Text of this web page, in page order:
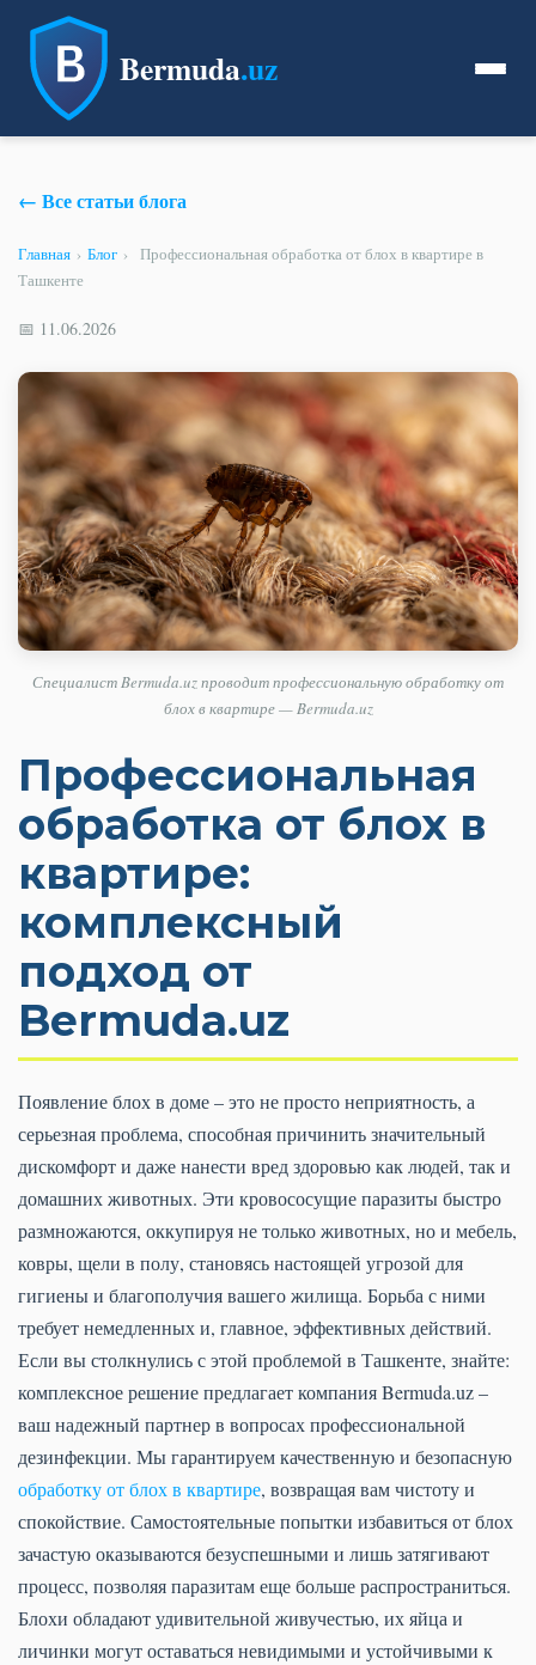
Bermuda.uz
← Все статьи блога
Главная › Блог ›
Профессиональная обработка от блох в квартире в
Ташкенте
📅 11.06.2026
Специалист Bermuda.uz проводит профессиональную обработку от
блох в квартире — Bermuda.uz
Профессиональная
обработка от блох в
квартире:
комплексный
подход от
Bermuda.uz
Появление блох в доме – это не просто неприятность, а
серьезная проблема, способная причинить значительный
дискомфорт и даже нанести вред здоровью как людей, так и
домашних животных. Эти кровососущие паразиты быстро
размножаются, оккупируя не только животных, но и мебель,
ковры, щели в полу, становясь настоящей угрозой для
гигиены и благополучия вашего жилища. Борьба с ними
требует немедленных и, главное, эффективных действий.
Если вы столкнулись с этой проблемой в Ташкенте, знайте:
комплексное решение предлагает компания Bermuda.uz –
ваш надежный партнер в вопросах профессиональной
дезинфекции. Мы гарантируем качественную и безопасную
обработку от блох в квартире, возвращая вам чистоту и
спокойствие. Самостоятельные попытки избавиться от блох
зачастую оказываются безуспешными и лишь затягивают
процесс, позволяя паразитам еще больше распространиться.
Блохи обладают удивительной живучестью, их яйца и
личинки могут оставаться невидимыми и устойчивыми к